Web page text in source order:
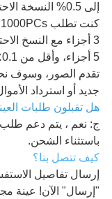
إلى 0.5%
كنت تطلب 1000PCs، وهذا يعني أنه يمكنك الحصول على 100
3 أجزاء مع النسخ
5 أجزاء، وأقل من 0.1٪، يرجى الاتصال المبيعات و
تقدم الصور، وسوف
جديد أو استرداد
هل تقبلون طلبات
ج: نعم ، يتم دعم طلب
باستثناء الشحن.
كيف تتصل بنا؟
إرسال تفاصيل
"إرسال" الآن! عينة